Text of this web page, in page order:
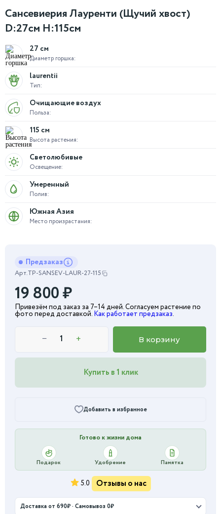
Сансевиерия Лауренти (Щучий хвост)
D:27см H:115см
Диаметр горшка:
27 см
Тип:
laurentii
Польза:
Очищающие воздух
Высота растения:
115 см
Освещение:
Светолюбивые
Полив:
Умеренный
Место произрастания:
Южная Азия
Предзаказ
Арт.TP-SANSEV-LAUR-27-115
19 800₽
Привезём под заказ за 7–14 дней. Согласуем растение по
фото перед доставкой. Как работает предзаказ.
− + В корзину
Купить в 1 клик
Добавить в избранное
Готово к жизни дома
Подарок Удобрение Памятка
5.0 Отзывы о нас
Доставка от 690₽ · Самовывоз 0₽